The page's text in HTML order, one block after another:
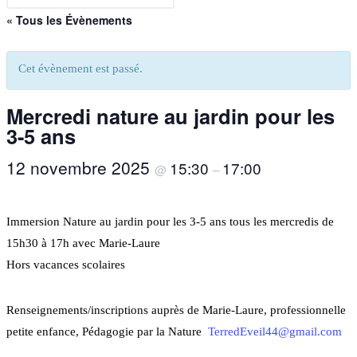
« Tous les Évènements
Cet évènement est passé.
Mercredi nature au jardin pour les
3-5 ans
12 novembre 2025 @ 15:30 – 17:00
Immersion Nature au jardin pour les 3-5 ans tous les mercredis de
15h30 à 17h avec Marie-Laure
Hors vacances scolaires
Renseignements/inscriptions auprès de Marie-Laure, professionnelle
petite enfance, Pédagogie par la Nature TerredEveil44@gmail.com